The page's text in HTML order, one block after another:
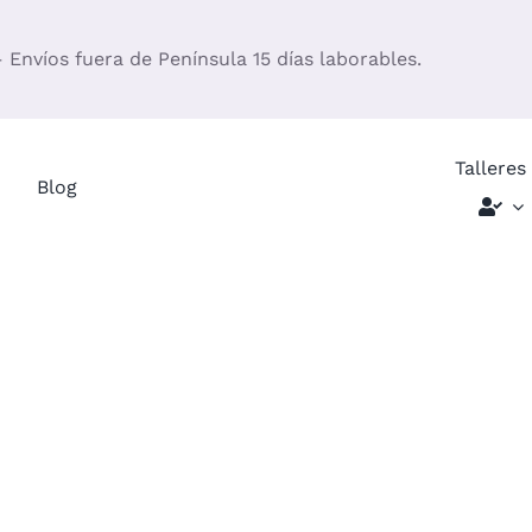
fuera de Península 15 días laborables.
Blog
Talleres